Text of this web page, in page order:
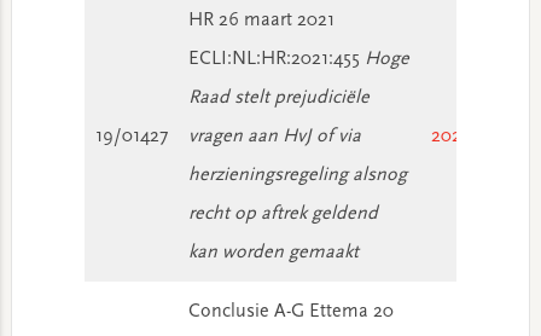
19/01427
HR 26 maart 2021
ECLI:NL:HR:2021:455 Hoge
Raad stelt prejudiciële
vragen aan HvJ of via
herzieningsregeling alsnog
recht op aftrek geldend
kan worden gemaakt
2021/1069
Conclusie A-G Ettema 20